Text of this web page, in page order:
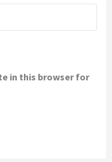
in this browser for